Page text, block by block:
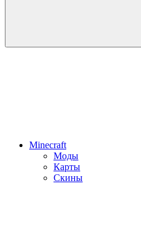
Minecraft
Моды
Карты
Скины